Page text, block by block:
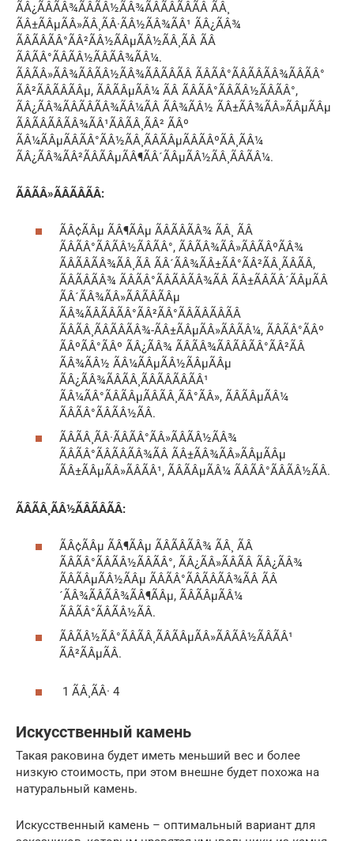
ÃÂ¿ÃÂÃÂ¾ÃÂÃÂ½ÃÂ¾ÃÂÃÂÃÂÃÂ ÃÂ¸
ÃÂ±ÃÂµÃÂ»ÃÂ¸ÃÂ·ÃÂ½ÃÂ¾ÃÂ¹ ÃÂ¿ÃÂ¾
ÃÂÃÂÃÂ°ÃÂ²ÃÂ½ÃÂµÃÂ½ÃÂ¸ÃÂ ÃÂ
ÃÂÃÂ°ÃÂÃÂ½ÃÂÃÂ¾ÃÂ¼.
ÃÂÃÂ»ÃÂ¾ÃÂÃÂ½ÃÂ¾ÃÂÃÂÃÂ ÃÂÃÂ°ÃÂÃÂÃÂ¾ÃÂÃÂ°
ÃÂ²ÃÂÃÂÃÂµ, ÃÂÃÂµÃÂ¼ ÃÂ ÃÂÃÂ°ÃÂÃÂ½ÃÂÃÂ°,
ÃÂ¿ÃÂ¾ÃÂÃÂÃÂ¾ÃÂ¼ÃÂ ÃÂ¾ÃÂ½ ÃÂ±ÃÂ¾ÃÂ»ÃÂµÃÂµ
ÃÂÃÂÃÂÃÂ¾ÃÂ¹ÃÂÃÂ¸ÃÂ² ÃÂº
ÃÂ¼ÃÂµÃÂÃÂ°ÃÂ½ÃÂ¸ÃÂÃÂµÃÂÃÂºÃÂ¸ÃÂ¼
ÃÂ¿ÃÂ¾ÃÂ²ÃÂÃÂµÃÂ¶ÃÂ´ÃÂµÃÂ½ÃÂ¸ÃÂÃÂ¼.
ÃÂÃÂ»ÃÂÃÂÃÂ:
ÃÂ¢ÃÂµ ÃÂ¶ÃÂµ ÃÂÃÂÃÂ¾ ÃÂ¸ ÃÂ
ÃÂÃÂ°ÃÂÃÂ½ÃÂÃÂ°, ÃÂÃÂ¾ÃÂ»ÃÂÃÂºÃÂ¾
ÃÂÃÂÃÂ¾ÃÂ¸ÃÂ ÃÂ´ÃÂ¾ÃÂ±ÃÂ°ÃÂ²ÃÂ¸ÃÂÃÂ,
ÃÂÃÂÃÂ¾ ÃÂÃÂ°ÃÂÃÂÃÂ¾ÃÂ ÃÂ±ÃÂÃÂ´ÃÂµÃÂ
ÃÂ´ÃÂ¾ÃÂ»ÃÂÃÂÃÂµ
ÃÂ¾ÃÂÃÂÃÂ°ÃÂ²ÃÂ°ÃÂÃÂÃÂÃÂ
ÃÂÃÂ¸ÃÂÃÂÃÂ¾-ÃÂ±ÃÂµÃÂ»ÃÂÃÂ¼, ÃÂÃÂ°ÃÂº
ÃÂºÃÂ°ÃÂº ÃÂ¿ÃÂ¾ ÃÂÃÂ¾ÃÂÃÂÃÂ°ÃÂ²ÃÂ
ÃÂ¾ÃÂ½ ÃÂ¼ÃÂµÃÂ½ÃÂµÃÂµ
ÃÂ¿ÃÂ¾ÃÂÃÂ¸ÃÂÃÂÃÂÃÂ¹
ÃÂ¼ÃÂ°ÃÂÃÂµÃÂÃÂ¸ÃÂ°ÃÂ», ÃÂÃÂµÃÂ¼
ÃÂÃÂ°ÃÂÃÂ½ÃÂ.
ÃÂÃÂ¸ÃÂ·ÃÂÃÂ°ÃÂ»ÃÂÃÂ½ÃÂ¾
ÃÂÃÂ°ÃÂÃÂÃÂ¾ÃÂ ÃÂ±ÃÂ¾ÃÂ»ÃÂµÃÂµ
ÃÂ±ÃÂµÃÂ»ÃÂÃÂ¹, ÃÂÃÂµÃÂ¼ ÃÂÃÂ°ÃÂÃÂ½ÃÂ.
ÃÂÃÂ¸ÃÂ½ÃÂÃÂÃÂ:
ÃÂ¢ÃÂµ ÃÂ¶ÃÂµ ÃÂÃÂÃÂ¾ ÃÂ¸ ÃÂ
ÃÂÃÂ°ÃÂÃÂ½ÃÂÃÂ°, ÃÂ¿ÃÂ»ÃÂÃÂ ÃÂ¿ÃÂ¾
ÃÂÃÂµÃÂ½ÃÂµ ÃÂÃÂ°ÃÂÃÂÃÂ¾ÃÂ ÃÂ
´ÃÂ¾ÃÂÃÂ¾ÃÂ¶ÃÂµ, ÃÂÃÂµÃÂ¼
ÃÂÃÂ°ÃÂÃÂ½ÃÂ.
ÃÂÃÂ½ÃÂ°ÃÂÃÂ¸ÃÂÃÂµÃÂ»ÃÂÃÂ½ÃÂÃÂ¹
ÃÂ²ÃÂµÃÂ.
1 ÃÂ¸ÃÂ· 4
Искусственный камень
Такая раковина будет иметь меньший вес и более
низкую стоимость, при этом внешне будет похожа на
натуральный камень.
Искусственный камень – оптимальный вариант для